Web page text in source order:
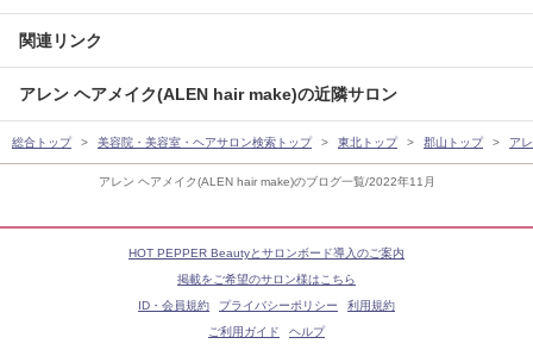
アレン ヘアメイク(ALEN hair make)のブログ一覧/2022年11月
関連リンク
アレン ヘアメイク(ALEN hair make)の近隣サロン
総合トップ 美容院・美容室・ヘアサロン検索トップ 東北トップ 郡山トップ ア
HOT PEPPER Beautyとサロンボード導入のご案内
掲載をご希望のサロン様はこちら
ID・会員規約
プライバシーポリシー
利用規約
ご利用ガイド
ヘルプ